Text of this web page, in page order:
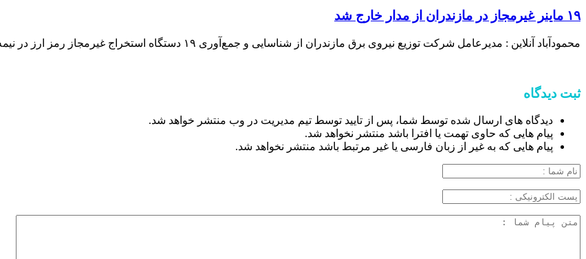
۱۹ ماینر غیرمجاز در مازندران از مدار خارج شد
محمودآباد آنلاین : مدیرعامل شرکت توزیع نیروی برق مازندران از شناسایی و جمع‌آوری ۱۹ دستگاه استخراج غیرمجاز رمز ارز در نیمه نخست مردادماه خبر داد .
ثبت دیدگاه
دیدگاه های ارسال شده توسط شما، پس از تایید توسط تیم مدیریت در وب منتشر خواهد شد.
پیام هایی که حاوی تهمت یا افترا باشد منتشر نخواهد شد.
پیام هایی که به غیر از زبان فارسی یا غیر مرتبط باشد منتشر نخواهد شد.